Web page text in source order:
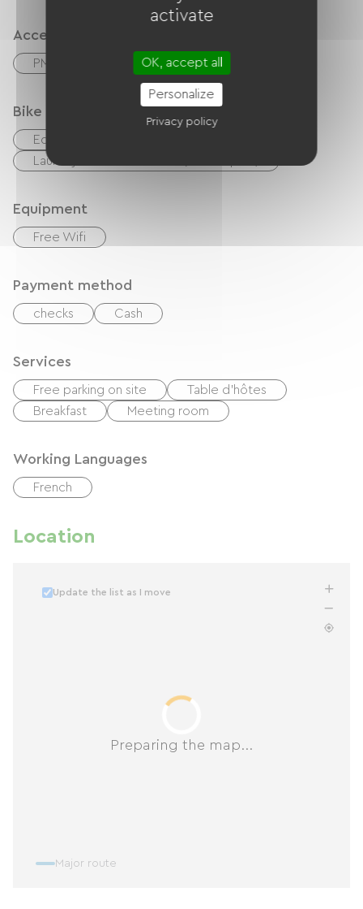
Accessibility
PMR room
Bike reception services
Equipment for cleaning bicycles
Laundry facilities available (free or paid)
Equipment
Free Wifi
Payment method
checks Cash
Services
Free parking on site
Table d'hôtes
Breakfast
Meeting room
Working Languages
French
Location
Preparing the map...
Update the list as I move
Major route
activate
OK, accept all
Personalize
Privacy policy